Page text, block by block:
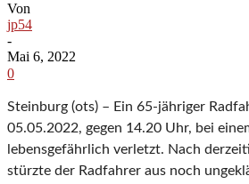
Von
jp54
-
Mai 6, 2022
0
Steinburg (ots) – Ein 65-jähriger
05.05.2022, gegen 14.20 Uhr, bei
lebensgefährlich verletzt. Nach
stürzte der Radfahrer aus noch